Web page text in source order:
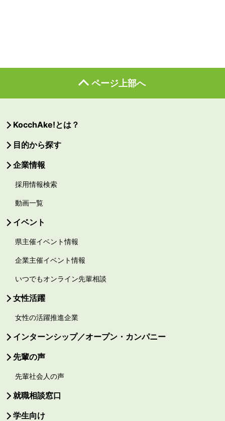
ページ上部へ
KocchAke!とは？
目的から探す
企業情報
採用情報検索
動画一覧
イベント
県主催イベント情報
企業主催イベント情報
いつでもオンライン先輩相談
女性活躍
女性の活躍推進企業
インターンシップ／オープン・カンパニー
先輩の声
先輩社会人の声
就職相談窓口
学生向け